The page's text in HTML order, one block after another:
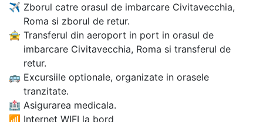
✈ Zborul catre orasul de imbarcare Civitavecchia,
Roma si zborul de retur.
🚖 Transferul din aeroport in port in orasul de
imbarcare Civitavecchia, Roma si transferul de
retur.
🚌 Excursiile optionale, organizate in orasele
tranzitate.
🏥 Asigurarea medicala.
📶 Internet WIFI la bord